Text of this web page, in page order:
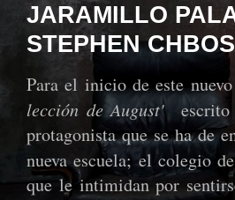
JARAMILLO
STEPHEN
Para el inicio de este
lección de August'escrito
protagonista que se ha de
nueva escuela; el colegio
que le intimidan por